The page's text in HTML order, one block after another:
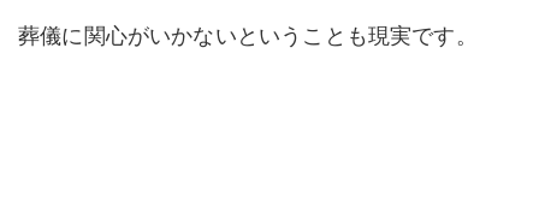
葬儀に関心がいかないということも現実です。